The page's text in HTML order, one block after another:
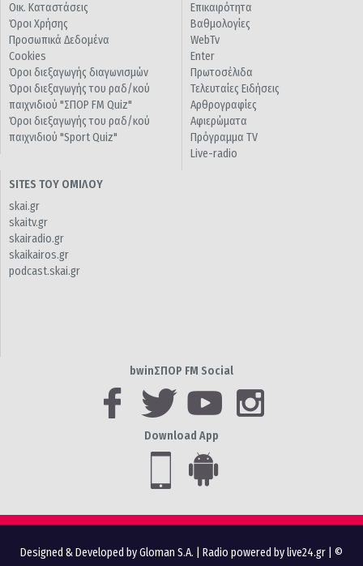
Οικ. Καταστάσεις
Όροι Χρήσης
Προσωπικά Δεδομένα
Cookies
Όροι διεξαγωγής διαγωνισμών
Όροι διεξαγωγής του ραδ/κού
παιχνιδιού "ΣΠΟΡ FM Quiz"
Όροι διεξαγωγής του ραδ/κού
παιχνιδιού "Sport Quiz"
Επικαιρότητα
Βαθμολογίες
WebTv
Enter
Πρωτοσέλιδα
Τελευταίες Ειδήσεις
Αρθρογραφίες
Αφιερώματα
Πρόγραμμα TV
Live-radio
SITES ΤΟΥ ΟΜΙΛΟΥ
skai.gr
skaitv.gr
skairadio.gr
skaikairos.gr
podcast.skai.gr
bwinΣΠΟΡ FM Social
Download App
Designed & Developed by Gloman S.A. Radio powered by live24.gr | ©